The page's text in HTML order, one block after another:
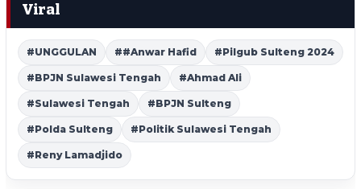
Viral
#UNGGULAN ##Anwar Hafid #Pilgub Sulteng 2024
#BPJN Sulawesi Tengah #Ahmad Ali
#Sulawesi Tengah #BPJN Sulteng
#Polda Sulteng #Politik Sulawesi Tengah
#Reny Lamadjido